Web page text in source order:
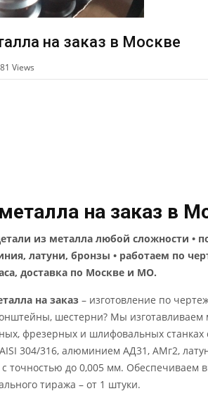
на заказ в Москве
Views
на заказ в
из металла любой сложности •
латуни, бронзы • работаем по
доставка по Москве и МО.
на заказ – изготовление по
шестерни? Мы изготавливаем
фрезерных и шлифовальных станках
304/316, алюминием АД31, АМг2,
точностью до 0,005 мм. Обеспечиваем
тиража – от 1 штуки.